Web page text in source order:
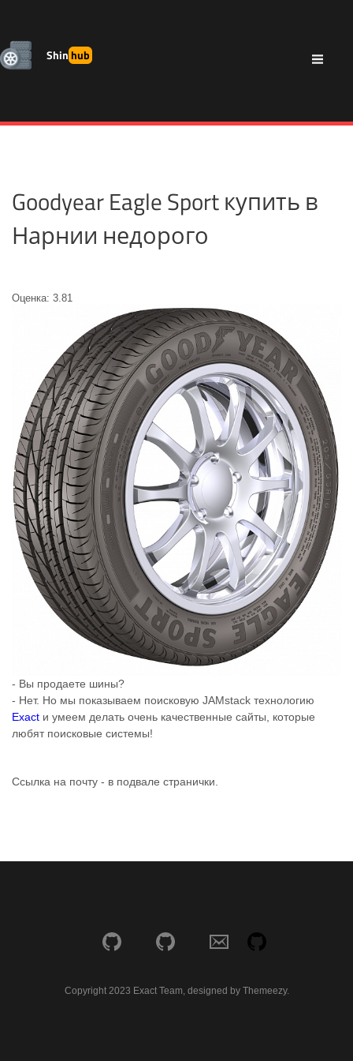
Shinhub
Goodyear Eagle Sport купить в
Нарнии недорого
Оценка: 3.81
- Вы продаете шины?
- Нет. Но мы показываем поисковую JAMstack технологию
Exact и умеем делать очень качественные сайты, которые
любят поисковые системы!
Ссылка на почту - в подвале странички.
Copyright 2023 Exact Team, designed by Themeezy.